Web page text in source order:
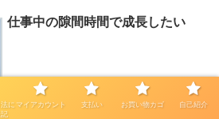
仕事中の隙間時間で成長したい
です みなさんは仕事中の隙間時間って
？ 移動中の時間や待ち合わせ前の数分、
に マイアカウント 支払い お買い物カゴ 自己紹介